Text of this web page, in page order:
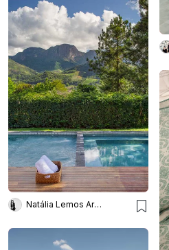
Natália Lemos Arquitetura